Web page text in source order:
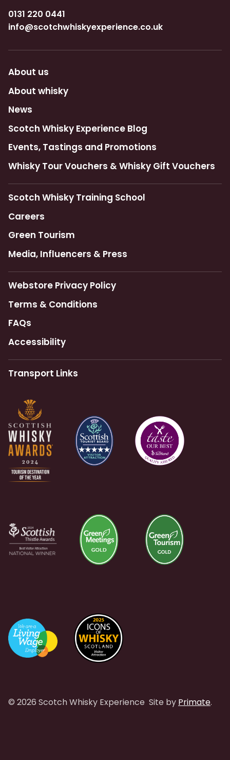
0131 220 0441
info@scotchwhiskyexperience.co.uk
About us
About whisky
News
Scotch Whisky Experience Blog
Events, Tastings and Promotions
Whisky Tour Vouchers & Whisky Gift Vouchers
Scotch Whisky Training School
Careers
Green Tourism
Media, Influencers & Press
Webstore Privacy Policy
Terms & Conditions
FAQs
Accessibility
Transport Links
© 2026 Scotch Whisky Experience Site by Primate.